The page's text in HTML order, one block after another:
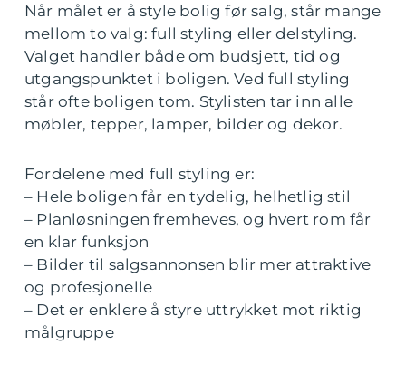
Når målet er å style bolig før salg, står mange
mellom to valg: full styling eller delstyling.
Valget handler både om budsjett, tid og
utgangspunktet i boligen. Ved full styling
står ofte boligen tom. Stylisten tar inn alle
møbler, tepper, lamper, bilder og dekor.
Fordelene med full styling er:
– Hele boligen får en tydelig, helhetlig stil
– Planløsningen fremheves, og hvert rom får
en klar funksjon
– Bilder til salgsannonsen blir mer attraktive
og profesjonelle
– Det er enklere å styre uttrykket mot riktig
målgruppe